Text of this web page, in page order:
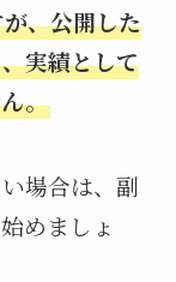
、公開した
実績として
。
場合は、副
めましょ